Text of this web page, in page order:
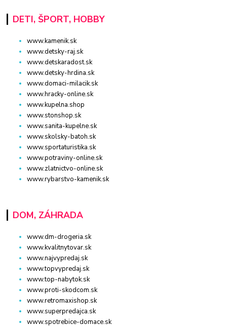
DETI, ŠPORT, HOBBY
www.kamenik.sk
www.detsky-raj.sk
www.detskaradost.sk
www.detsky-hrdina.sk
www.domaci-milacik.sk
www.hracky-online.sk
www.kupelna.shop
www.stonshop.sk
www.sanita-kupelne.sk
www.skolsky-batoh.sk
www.sportaturistika.sk
www.potraviny-online.sk
www.zlatnictvo-online.sk
www.rybarstvo-kamenik.sk
DOM, ZÁHRADA
www.dm-drogeria.sk
www.kvalitnytovar.sk
www.najvypredaj.sk
www.topvypredaj.sk
www.top-nabytok.sk
www.proti-skodcom.sk
www.retromaxishop.sk
www.superpredajca.sk
www.spotrebice-domace.sk